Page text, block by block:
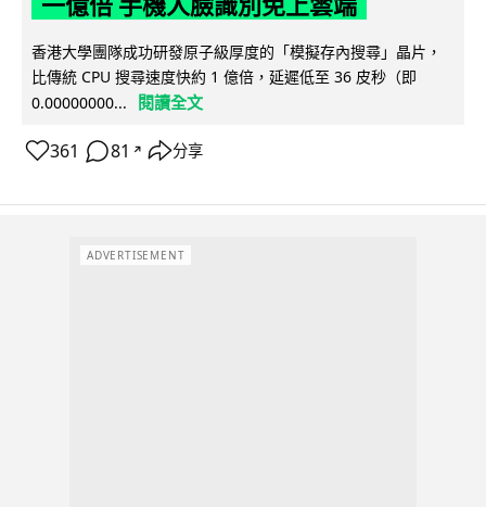
香港大學團隊成功研發原子級厚度的「模擬存內搜尋」晶片，
比傳統 CPU 搜尋速度快約 1 億倍，延遲低至 36 皮秒（即
0.00000000...
閱讀全文
361 81 ↗ 分享
ADVERTISEMENT